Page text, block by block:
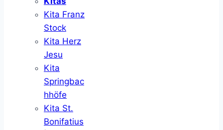
Kita Franz
Stock
Kita Herz
Jesu
Kita
Springbac
hhöfe
Kita St.
Bonifatius